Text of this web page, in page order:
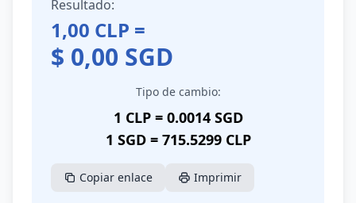
Resultado:
1,00 CLP =
$ 0,00 SGD
Tipo de cambio:
1 CLP = 0.0014 SGD
1 SGD = 715.5299 CLP
Copiar enlace Imprimir